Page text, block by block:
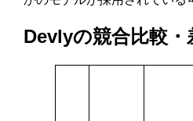
Devlyの競合比較・